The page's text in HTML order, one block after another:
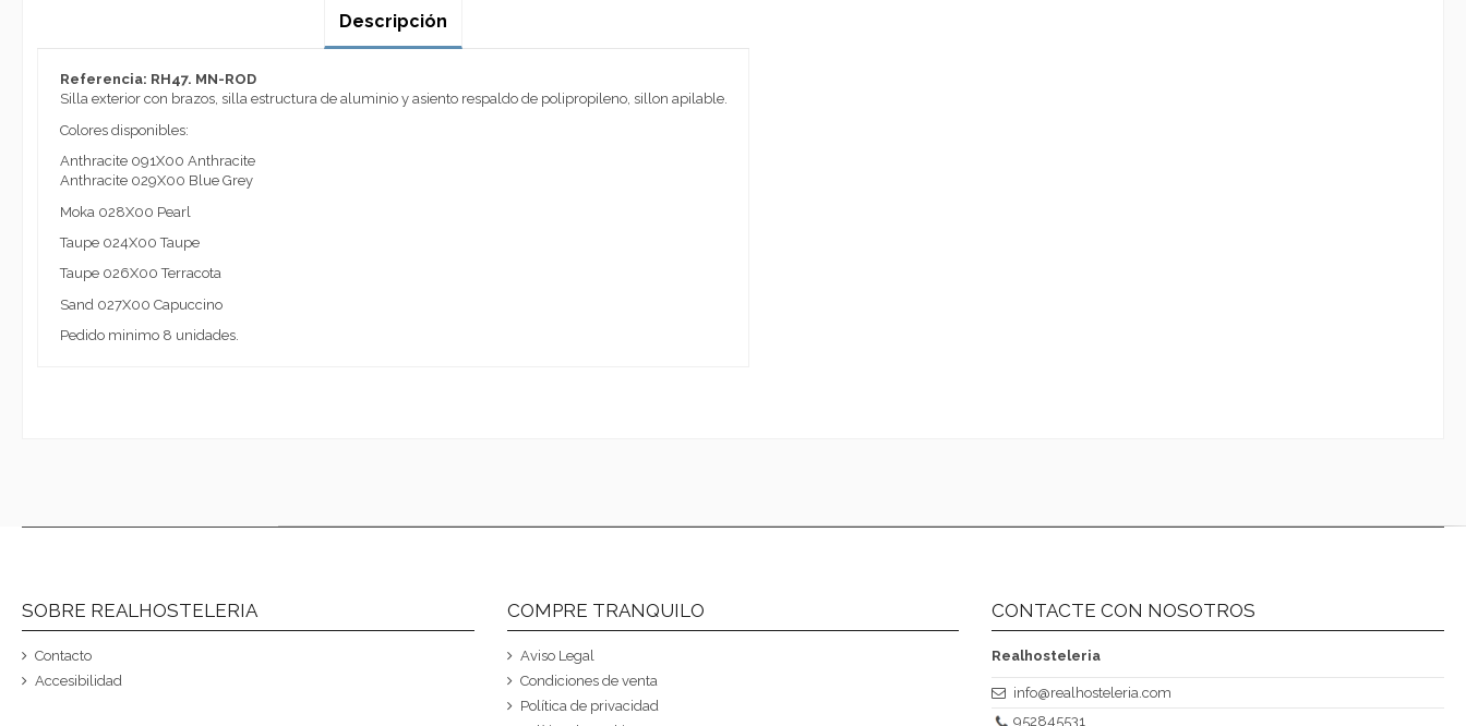
Descripción
Referencia: RH47. MN-ROD
Silla exterior con brazos, silla estructura de aluminio y asiento respaldo de polipropileno, sillon apilable.
Colores disponibles:
Anthracite 091X00 Anthracite
Anthracite 029X00 Blue Grey
Moka 028X00 Pearl
Taupe 024X00 Taupe
Taupe 026X00 Terracota
Sand 027X00 Capuccino
Pedido minimo 8 unidades.
SOBRE REALHOSTELERIA
Contacto
Accesibilidad
COMPRE TRANQUILO
Aviso Legal
Condiciones de venta
Política de privacidad
CONTACTE CON NOSOTROS
Realhosteleria
info@realhosteleria.com
952845531